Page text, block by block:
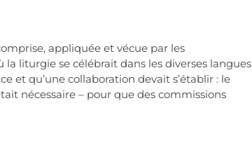
appliquée et vécue par les
liturgie se célébrait dans les diverses langues
et qu’une collaboration devait s’établir : le
nécessaire – pour que des commissions